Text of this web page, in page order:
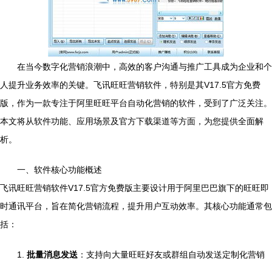
在当今数字化营销浪潮中，高效的客户沟通与推广工具成为企业和个
人提升业务效率的关键。飞讯旺旺营销软件，特别是其V17.5官方免费
版，作为一款专注于阿里旺旺平台自动化营销的软件，受到了广泛关注。
本文将从软件功能、应用场景及官方下载渠道等方面，为您提供全面解
析。
一、软件核心功能概述
飞讯旺旺营销软件V17.5官方免费版主要设计用于阿里巴巴旗下的旺旺即
时通讯平台，旨在简化营销流程，提升用户互动效率。其核心功能通常包
括：
1. 批量消息发送 ：支持向大量旺旺好友或群组自动发送定制化营销